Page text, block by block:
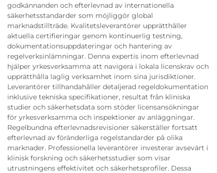
godkännanden och efterlevnad av internationella
säkerhetsstandarder som möjliggör global
marknadstillträde. Kvalitetsleverantörer upprätthåller
aktuella certifieringar genom kontinuerlig testning,
dokumentationsuppdateringar och hantering av
regelverksinlämningar. Denna expertis inom efterlevnad
hjälper yrkesverksamma att navigera i lokala licenskrav och
upprätthålla laglig verksamhet inom sina jurisdiktioner.
Leverantörer tillhandahåller detaljerad regeldokumentation
inklusive tekniska specifikationer, resultat från kliniska
studier och säkerhetsdata som stöder licensansökningar
för yrkesverksamma och inspektioner av anläggningar.
Regelbundna efterlevnadsrevisioner säkerställer fortsatt
efterlevnad av föränderliga regelstandarder på olika
marknader. Professionella leverantörer investerar avsevärt i
klinisk forskning och säkerhetsstudier som visar
utrustningens effektivitet och säkerhetsprofiler. Dessa